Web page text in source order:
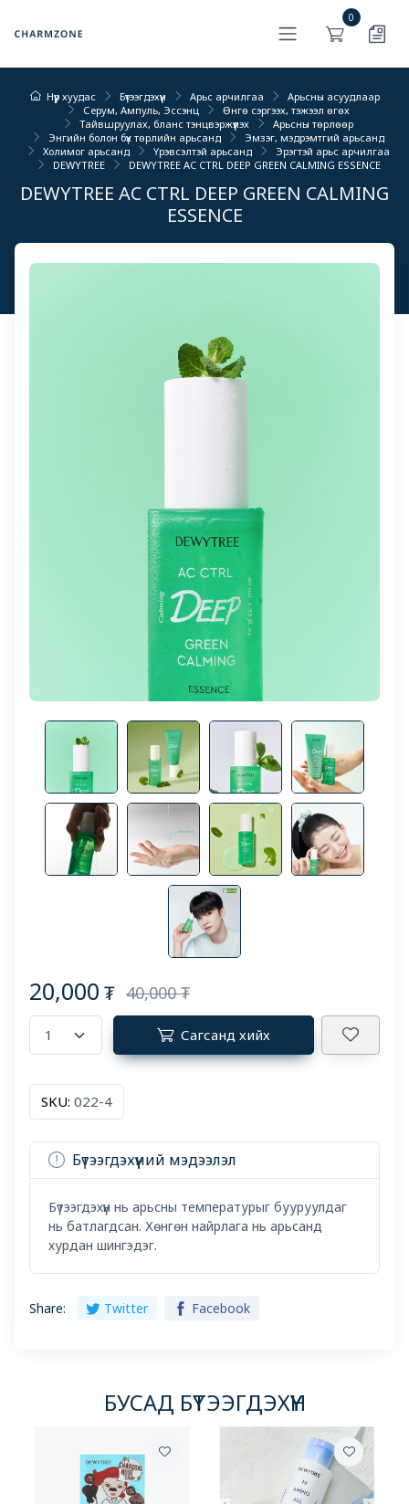
0
Нүүр хуудас Бүтээгдэхүүн Арьс арчилгаа
Арьсны асуудлаар
Серум, Ампуль, Эссэнц
Өнгө сэргээх, тэжээл өгөх
Тайвшруулах, бланс тэнцвэржүүлэх
Арьсны төрлөөр
Энгийн болон бүх төрлийн арьсанд
Эмзэг, мэдрэмтгий арьсанд
Холимог арьсанд
Үрэвсэлтэй арьсанд
Эрэгтэй арьс арчилгаа
DEWYTREE
DEWYTREE AC CTRL DEEP GREEN CALMING ESSENCE
DEWYTREE AC CTRL DEEP GREEN CALMING
ESSENCE
20,000 ₮ 40,000 ₮
Сагсанд хийх
SKU: 022-4
Бүтээгдэхүүний мэдээлэл
Бүтээгдэхүүн нь арьсны температурыг бууруулдаг
нь батлагдсан. Хөнгөн найрлага нь арьсанд
хурдан шингэдэг.
Share: Twitter Facebook
БУСАД БҮТЭЭГДЭХҮҮН